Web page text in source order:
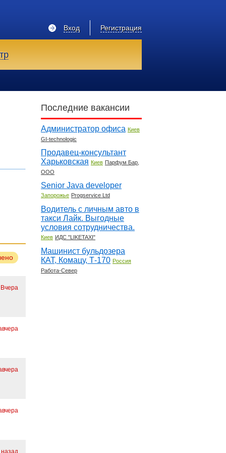
Регистрация
Вход
Вчера
Последние вакансии
Администратор офиса Киев
GI-technologic
Продавец-консультант
Харьковская Киев Парфум Бар,
ООО
Senior Java developer
Запорожье Progservice Ltd
Водитель с личным авто в
такси Лайк. Выгодные
условия сотрудничества.
Киев ИДС "LIKETAXI"
Машинист бульдозера
КАТ, Комацу, Т-170 Россия
Работа-Север